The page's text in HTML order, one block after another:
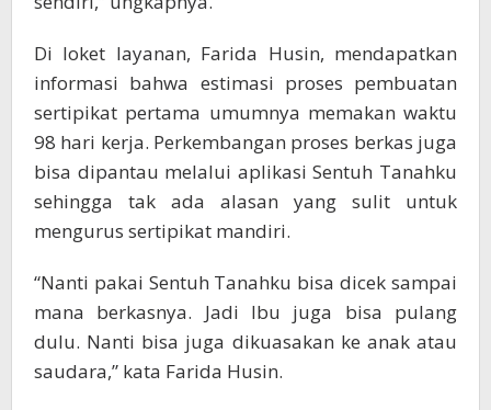
Di loket layanan, Farida Husin, mendapatkan
informasi bahwa estimasi proses pembuatan
sertipikat pertama umumnya memakan waktu
98 hari kerja. Perkembangan proses berkas juga
bisa dipantau melalui aplikasi Sentuh Tanahku
sehingga tak ada alasan yang sulit untuk
mengurus sertipikat mandiri.
“Nanti pakai Sentuh Tanahku bisa dicek sampai
mana berkasnya. Jadi Ibu juga bisa pulang
dulu. Nanti bisa juga dikuasakan ke anak atau
saudara,” kata Farida Husin.